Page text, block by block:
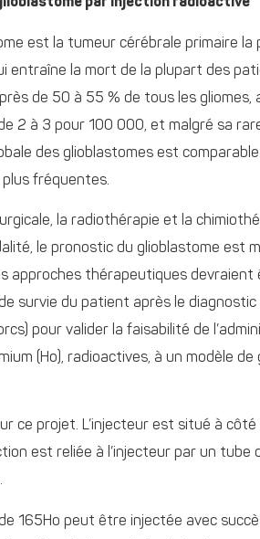
est la tumeur cérébrale primaire la
entraîne la mort de la plupart des
de 50 à 55 % de tous les gliomes,
2 à 3 pour 100 000, et malgré sa
des glioblastomes est
fréquentes.
la radiothérapie et la
le pronostic du glioblastome est
approches thérapeutiques devraient
survie du patient après le diagnostic
pour valider la faisabilité de
(Ho), radioactives, à un modèle de
ce projet. L’injecteur est situé à
est reliée à l’injecteur par un tube
165Ho peut être injectée avec